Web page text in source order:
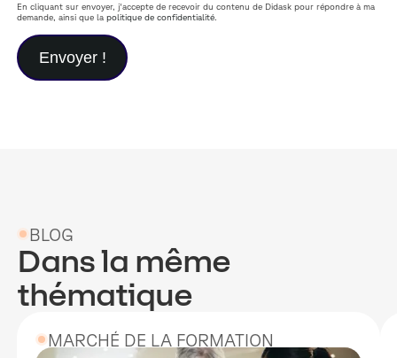
En cliquant sur envoyer, j'accepte de recevoir du contenu de Didask pour répondre à ma
demande, ainsi que lapolitique de confidentialité.
BLOG
Dans la même
thématique
MARCHÉ DE LA FORMATION